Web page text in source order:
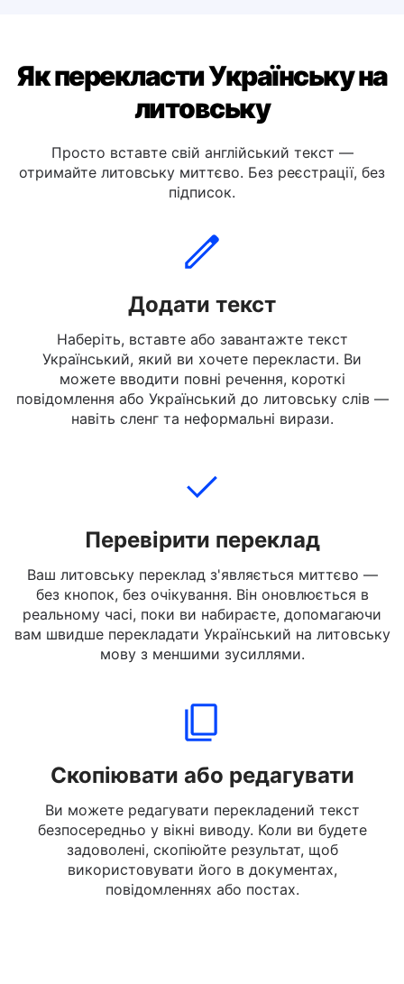
Як перекласти Українську на
литовську
Просто вставте свій англійський текст —
підписок.
Додати текст
Наберіть, вставте або завантажте текст
Український, який ви хочете перекласти. Ви
можете вводити повні речення, короткі
Перевірити переклад
Ваш литовську переклад з'являється миттєво —
без кнопок, без очікування. Він оновлюється в
реальному часі, поки ви набираєте, допомагаючи
мову з меншими зусиллями.
Скопіювати або редагувати
Ви можете редагувати перекладений текст
безпосередньо у вікні виводу. Коли ви будете
задоволені, скопіюйте результат, щоб